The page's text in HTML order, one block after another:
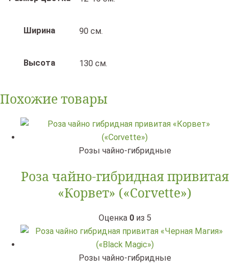
Ширина 90 см.
Высота 130 см.
Похожие товары
Розы чайно-гибридные
Роза чайно-гибридная привитая
«Корвет» («Corvette»)
Оценка 0из 5
Розы чайно-гибридные